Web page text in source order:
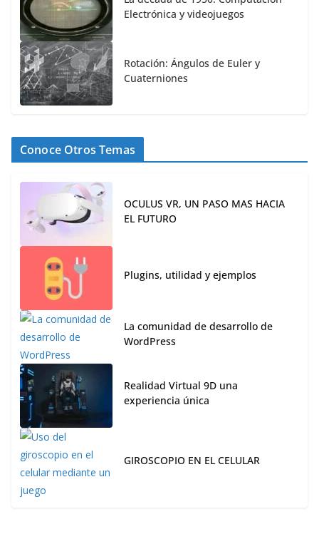
Electrónica y videojuegos
Rotación: Ángulos de Euler y
Cuaterniones
Conoce Otros Temas
OCULUS VR, UN PASO MAS HACIA
EL FUTURO
Plugins, utilidad y ejemplos
La comunidad de desarrollo de
WordPress
Realidad Virtual 9D una
experiencia única
GIROSCOPIO EN EL CELULAR